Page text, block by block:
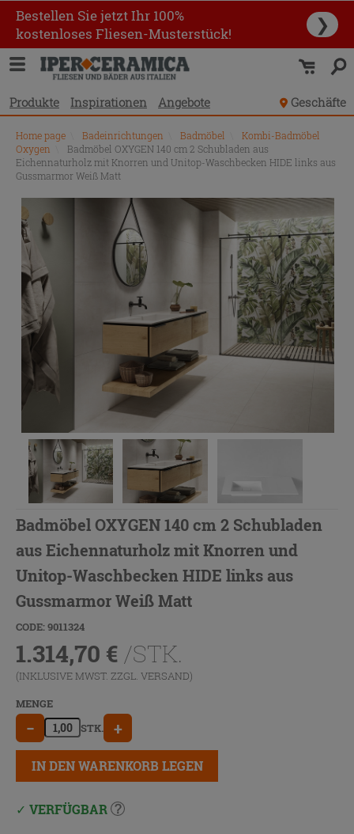
Bestellen Sie jetzt Ihr 100%
kostenloses Fliesen-Musterstück!
❯
Produkte Inspirationen Angebote Geschäfte
Home page Badeinrichtungen Badmöbel
Kombi-Badmöbel
Oxygen
Badmöbel OXYGEN 140 cm 2 Schubladen aus
Eichennaturholz mit Knorren und Unitop-Waschbecken HIDE links aus
Gussmarmor Weiß Matt
Badmöbel OXYGEN 140 cm 2 Schubladen
aus Eichennaturholz mit Knorren und
Unitop-Waschbecken HIDE links aus
Gussmarmor Weiß Matt
CODE: 9011324
1.314,70 € /STK.
(INKLUSIVE MWST. ZZGL. VERSAND)
MENGE
− STK. +
IN DEN WARENKORB LEGEN
VERFÜGBAR